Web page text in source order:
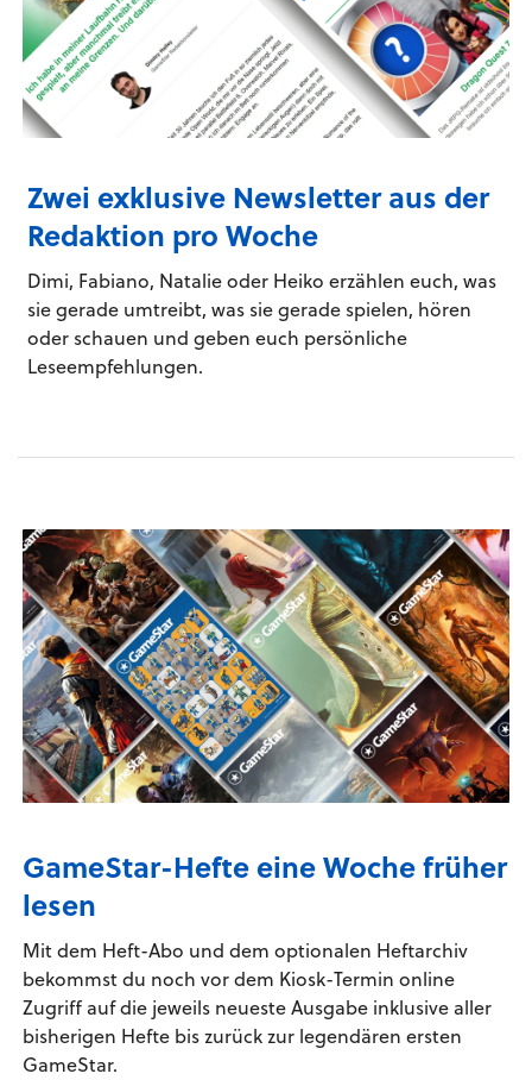
Zwei exklusive Newsletter aus der
Redaktion pro Woche
Dimi, Fabiano, Natalie oder Heiko erzählen euch, was
sie gerade umtreibt, was sie gerade spielen, hören
oder schauen und geben euch persönliche
Leseempfehlungen.
GameStar-Hefte eine Woche früher
lesen
Mit dem Heft-Abo und dem optionalen Heftarchiv
bekommst du noch vor dem Kiosk-Termin online
Zugriff auf die jeweils neueste Ausgabe inklusive aller
bisherigen Hefte bis zurück zur legendären ersten
GameStar.